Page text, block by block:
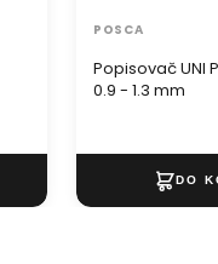
Popisovač UNI
0.9 - 1.3 mm
POSCA